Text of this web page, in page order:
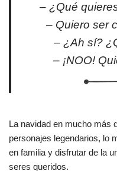
– ¿Qué
– Quiero ser
– ¿Ah sí?
– ¡NOO!
La navidad en mucho más
personajes legendarios, lo
en familia y disfrutar de la
seres queridos.